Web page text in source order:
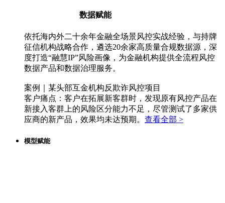
数据赋能
依托海内外二十余年金融全场景风控实战经验，与持牌
征信机构战略合作，遴选20余家高质量合规数据源，深
度打造“融慧IP”风险画像，为金融机构提供全流程风控
数据产品和数据治理服务。
案例｜某头部互金机构反欺诈风控项目
客户痛点：客户在拓展新客群时，发现原有风控产品在
新接入客群上的风险区分能力不足，尽管测试了多家供
应商的新产品，效果均未达预期。 查看全部 >
模型赋能